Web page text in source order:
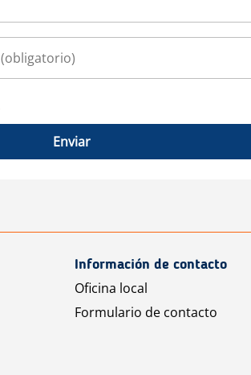
Enviar
Información de contacto
Oficina local
Formulario de contacto